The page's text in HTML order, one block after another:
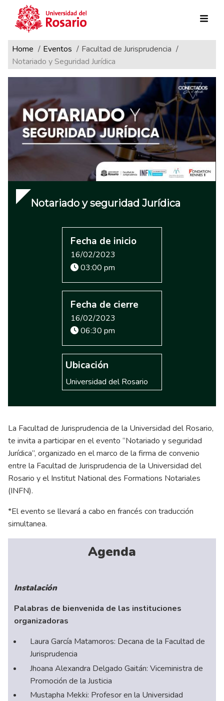
Pasar al contenido principal
Ruta de navegación
Home Eventos
Facultad de Jurisprudencia
Notariado y Seguridad Jurídica
Notariado y seguridad Jurídica
Fecha de inicio
16/02/2023
03:00 pm
Fecha de cierre
16/02/2023
06:30 pm
Ubicación
Universidad del Rosario
La Facultad de Jurisprudencia de la Universidad del Rosario,
te invita a participar en el evento “Notariado y seguridad
Jurídica”, organizado en el marco de la firma de convenio
entre la Facultad de Jurisprudencia de la Universidad del
Rosario y el Institut National des Formations Notariales
(INFN).
*El evento se llevará a cabo en francés con traducción
simultanea.
Agenda
Instalación
Palabras de bienvenida de las instituciones
organizadoras
Laura García Matamoros: Decana de la Facultad de
Jurisprudencia
Jhoana Alexandra Delgado Gaitán: Viceministra de
Promoción de la Justicia
Mustapha Mekki: Profesor en la Universidad